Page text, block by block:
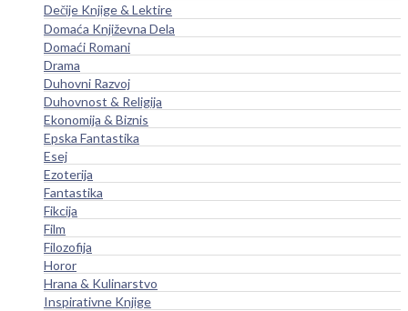
Dečije Knjige & Lektire
Domaća Književna Dela
Domaći Romani
Drama
Duhovni Razvoj
Duhovnost & Religija
Ekonomija & Biznis
Epska Fantastika
Esej
Ezoterija
Fantastika
Fikcija
Film
Filozofija
Horor
Hrana & Kulinarstvo
Inspirativne Knjige